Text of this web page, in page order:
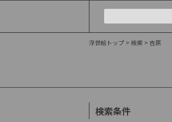
浮世絵トップ > 検索 > 吉原
検索条件